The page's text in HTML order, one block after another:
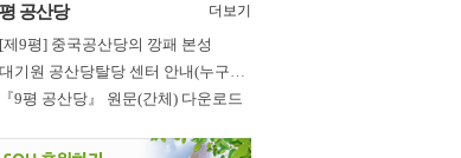
공산당 더보기
[제9평] 중국공산당의 깡패 본성
대기원 공산당탈당 센터 안내(누구나 쉽게 退黨, 退團, 退隊 가능)
『9평 공산당』 원문(간체) 다운로드